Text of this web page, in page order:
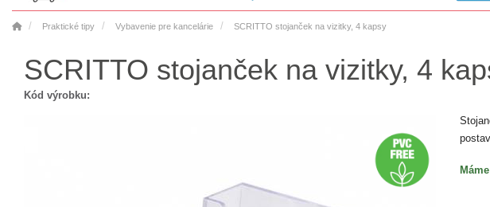
Praktické tipy Vybavenie pre kancelárie SCRITTO stojanček na vizitky, 4 kapsy
SCRITTO stojanček na vizitky, 4
Kód výrobku: